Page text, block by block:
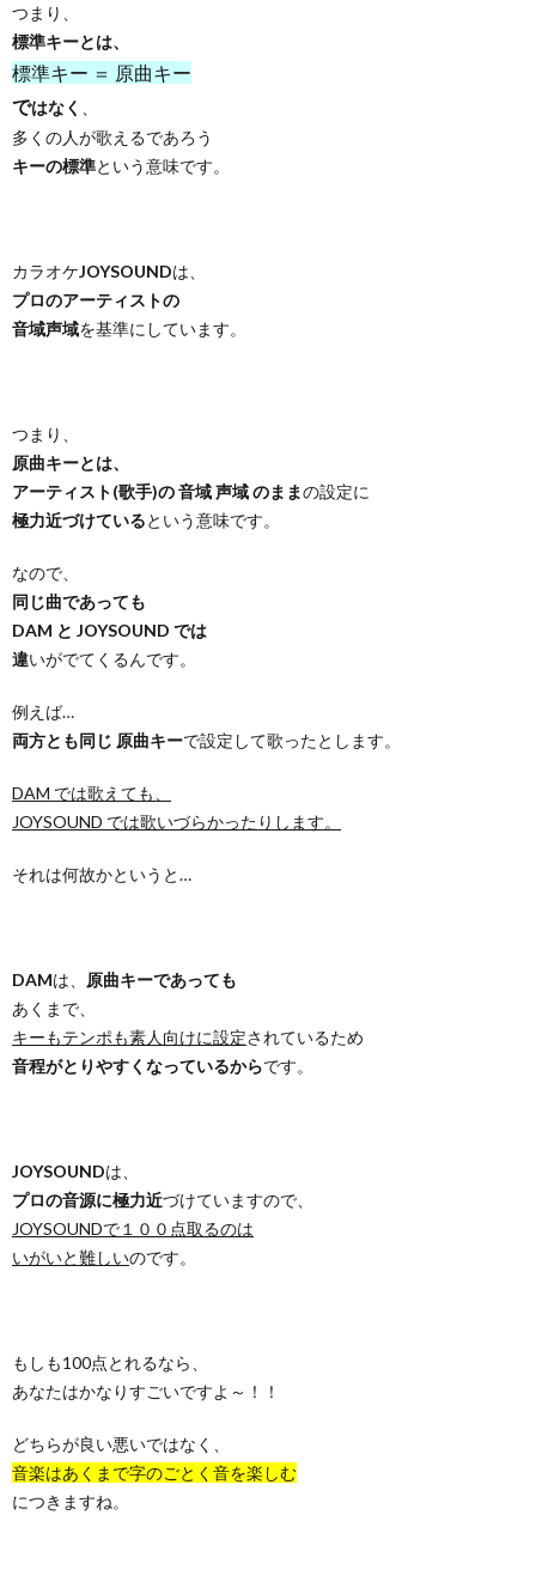
つまり、
標準キーとは、
標準キー ＝ 原曲キー
ではなく
多くの人が歌えるであろう
キーの標準という意味です。
カラオケJOYSOUNDは、
プロのアーティストの
音域声域を基準にしています。
つまり、
原曲キーとは、
アーティスト(歌手)の 音域 声域 のままの設定に
極力近づけているという意味です。
なので、
同じ曲であっても
DAM と JOYSOUND では
違いがでてくるんです。
例えば…
両方とも同じ 原曲キーで設定して歌ったとします。
DAM では歌えても、
JOYSOUND では歌いづらかったりします。
それは何故かというと…
DAMは、 原曲キーであっても
あくまで、
キーもテンポも素人向けに設定されているため
音程がとりやすくなっているからです。
JOYSOUNDは、
プロの音源に極力近づけていますので、
JOYSOUNDで１００点取るのは
いがいと難しいのです。
もしも100点とれるなら、
あなたはかなりすごいですよ～！！
どちらが良い悪いではなく、
音楽はあくまで字のごとく音を楽しむ
につきますね。